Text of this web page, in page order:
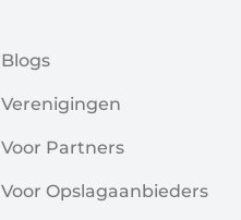
Blogs
Verenigingen
Voor Partners
Voor Opslagaanbieders